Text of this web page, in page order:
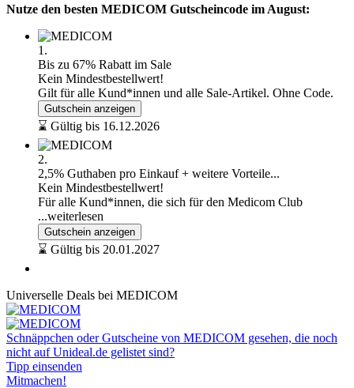
Nutze den besten MEDICOM Gutscheincode im August:
1.
Bis zu 67% Rabatt im Sale
Kein Mindestbestellwert!
Gilt für alle Kund*innen und alle Sale-Artikel. Ohne Code.
Gutschein anzeigen
⌛ Gültig bis 16.12.2026
2.
2,5% Guthaben pro Einkauf + weitere Vorteile...
Kein Mindestbestellwert!
Für alle Kund*innen, die sich für den Medicom Club
...weiterlesen
Gutschein anzeigen
⌛ Gültig bis 20.01.2027
Universelle Deals bei MEDICOM
Schnäppchen oder Gutscheine von MEDICOM gesehen, die noch
nicht auf Unideal.de gelistet sind?
Tipp einsenden
Mitmachen!